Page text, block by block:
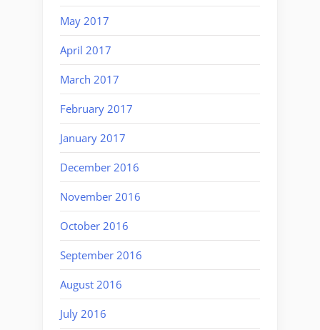
May 2017
April 2017
March 2017
February 2017
January 2017
December 2016
November 2016
October 2016
September 2016
August 2016
July 2016